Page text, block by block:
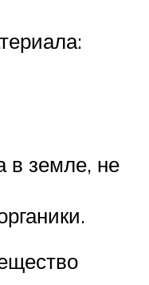
в земле, не